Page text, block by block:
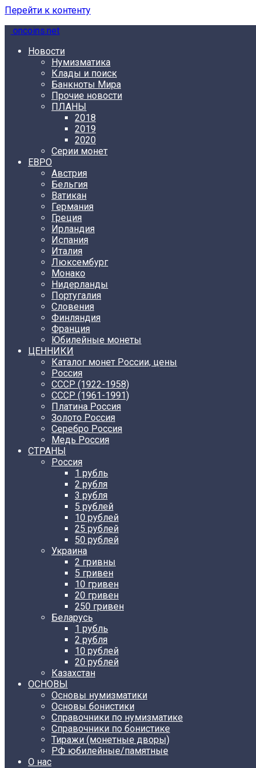
Перейти к контенту
oncoins.net
Новости
Нумизматика
Клады и поиск
Банкноты Мира
Прочие новости
ПЛАНЫ
2018
2019
2020
Серии монет
ЕВРО
Австрия
Бельгия
Ватикан
Германия
Греция
Ирландия
Испания
Италия
Люксембург
Монако
Нидерланды
Португалия
Словения
Финляндия
Франция
Юбилейные монеты
ЦЕННИКИ
Каталог монет России, цены
Россия
СССР (1922-1958)
CCCР (1961-1991)
Платина Россия
Золото Россия
Серебро Россия
Медь Россия
СТРАНЫ
Россия
1 рубль
2 рубля
3 рубля
5 рублей
10 рублей
25 рублей
50 рублей
Украина
2 гривны
5 гривен
10 гривен
20 гривен
250 гривен
Беларусь
1 рубль
2 рубля
10 рублей
20 рублей
Казахстан
ОСНОВЫ
Основы нумизматики
Основы бонистики
Справочники по нумизматике
Справочники по бонистике
Тиражи (монетные дворы)
РФ юбилейные/памятные
О нас